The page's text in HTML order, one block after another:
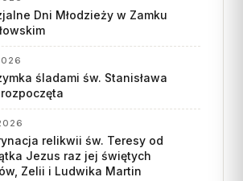
Dni Młodzieży w Zamku
śladami św. Stanisława
relikwii św. Teresy od
Jezus raz jej świętych
Zelii i Ludwika Martin